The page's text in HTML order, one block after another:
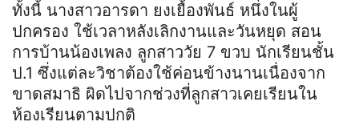
ทั้งนี้ นางสาวอารดา ยงเยื้องพันธ์ หนึ่งในผู้
ปกครอง ใช้เวลาหลังเลิกงานและวันหยุด สอน
การบ้านน้องเพลง ลูกสาววัย 7 ขวบ นักเรียนชั้น
ป.1 ซึ่งแต่ละวิชาต้องใช้ค่อนข้างนานเนื่องจาก
ขาดสมาธิ ผิดไปจากช่วงที่ลูกสาวเคยเรียนใน
ห้องเรียนตามปกติ